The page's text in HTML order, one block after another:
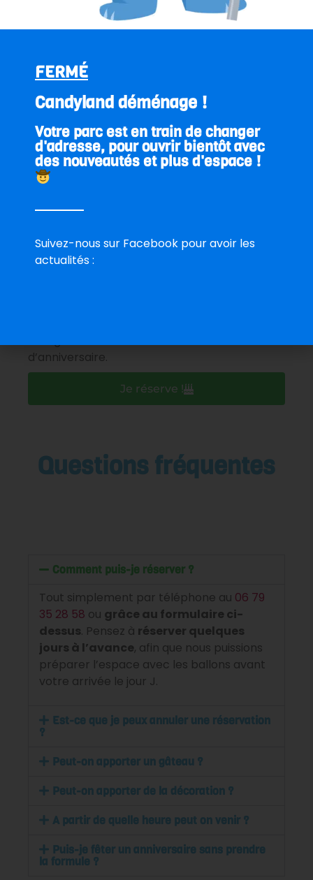
Date de la réservation
Heure d’arrivée
d’anniversaire.
Je réserve !
Questions fréquentes
Comment puis-je réserver ?
Tout simplement par téléphone au 06 79
35 28 58 ou grâce au formulaire ci-
dessus. Pensez à réserver quelques
jours à l’avance, afin que nous puissions
préparer l’espace avec les ballons avant
votre arrivée le jour J.
Est-ce que je peux annuler une réservation
?
Peut-on apporter un gâteau ?
Peut-on apporter de la décoration ?
A partir de quelle heure peut on venir ?
Puis-je fêter un anniversaire sans prendre
la formule ?
FERMÉ
Candyland déménage !
Votre parc est en train de changer
d'adresse, pour ouvrir bientôt avec
des nouveautés et plus d'espace !
Suivez-nous sur Facebook pour avoir les
actualités :